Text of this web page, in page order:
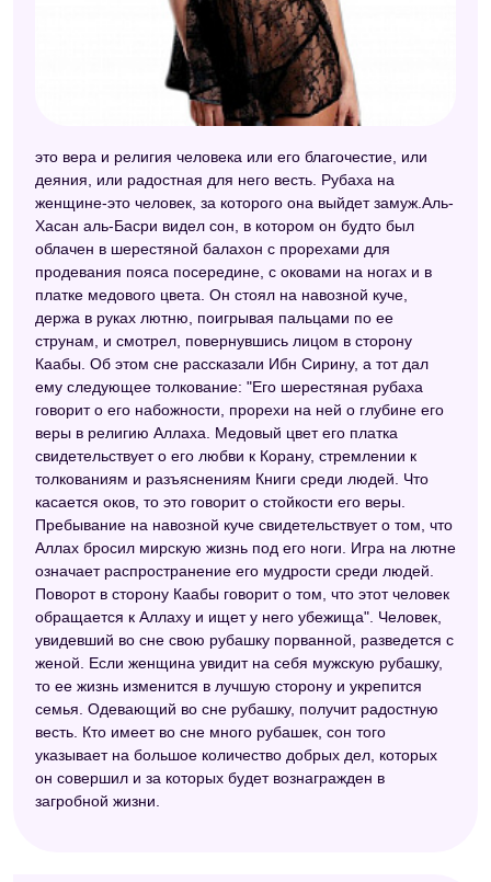
это вера и религия человека или его благочестие, или
деяния, или радостная для него весть. Рубаха на
женщине-это человек, за которого она выйдет замуж.Аль-
Хасан аль-Басри видел сон, в котором он будто был
облачен в шерестяной балахон с прорехами для
продевания пояса посередине, с оковами на ногах и в
платке медового цвета. Он стоял на навозной куче,
держа в руках лютню, поигрывая пальцами по ее
струнам, и смотрел, повернувшись лицом в сторону
Каабы. Об этом сне рассказали Ибн Сирину, а тот дал
ему следующее толкование: "Его шерестяная рубаха
говорит о его набожности, прорехи на ней о глубине его
веры в религию Аллаха. Медовый цвет его платка
свидетельствует о его любви к Корану, стремлении к
толкованиям и разъяснениям Книги среди людей. Что
касается оков, то это говорит о стойкости его веры.
Пребывание на навозной куче свидетельствует о том, что
Аллах бросил мирскую жизнь под его ноги. Игра на лютне
означает распространение его мудрости среди людей.
Поворот в сторону Каабы говорит о том, что этот человек
обращается к Аллаху и ищет у него убежища". Человек,
увидевший во сне свою рубашку порванной, разведется с
женой. Если женщина увидит на себя мужскую рубашку,
то ее жизнь изменится в лучшую сторону и укрепится
семья. Одевающий во сне рубашку, получит радостную
весть. Кто имеет во сне много рубашек, сон того
указывает на большое количество добрых дел, которых
он совершил и за которых будет вознагражден в
загробной жизни.